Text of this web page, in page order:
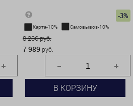
-3%
Карта-10% Самовывоз-10%
8 236 руб.
7 989 руб.
В КОРЗИНУ